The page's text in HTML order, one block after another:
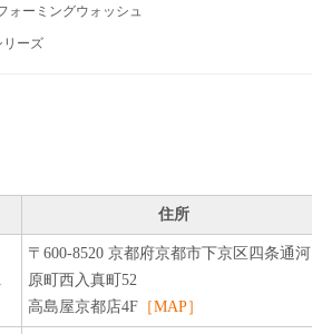
ォーミングウォッシュ
リーズ
住所
〒600-8520 京都府京都市下京区四条通河
原町西入真町52
高島屋京都店4F ［MAP］